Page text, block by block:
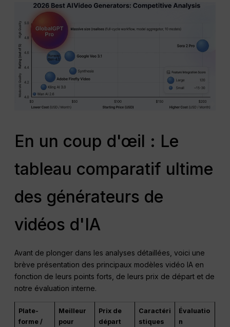
En un coup d'œil : Le
tableau comparatif ultime
des générateurs de
vidéos d'IA
Avant de plonger dans les analyses détaillées, voici une
brève présentation des principaux modèles vidéo IA en
fonction de leurs points forts, de leurs prix de départ et de
notre évaluation interne.
Plate-
forme /
Meilleur
pour
Prix de
départ
Caractéri
stiques
Évaluatio
n